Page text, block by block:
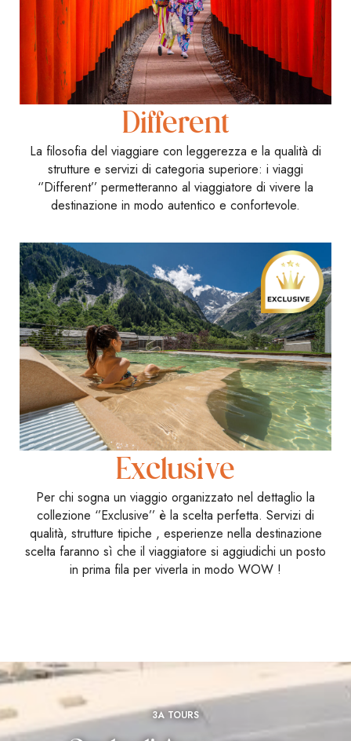
Different
La filosofia del viaggiare con leggerezza e la qualità di
strutture e servizi di categoria superiore: i viaggi
‘’Different’’ permetteranno al viaggiatore di vivere la
destinazione in modo autentico e confortevole.
Exclusive
Per chi sogna un viaggio organizzato nel dettaglio la
collezione ‘’Exclusive’’ è la scelta perfetta. Servizi di
qualità, strutture tipiche , esperienze nella destinazione
scelta faranno sì che il viaggiatore si aggiudichi un posto
in prima fila per viverla in modo WOW !
3A TOURS